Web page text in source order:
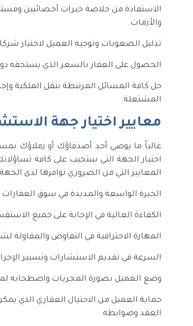
الاستفادة من خلاصة خبرات أخصائيين
والأزمات.
تذليل الصعوبات وتوجيه العميل لاختيار
الحصول على العقار بالسعر الذي يستحقه
حل كافة المسائل المرتبطة بنقل الملكية
المشتعلة.
معايير اختيار جهة
غالباً ما يوصي أحد أصدقاؤك أو زملاؤك
اختيار الجهة التي ستجيب على كافة
المعايير التي من الضروري توافرها لدى
الخبرة الواسعة والمديدة في سوق العقارات
الكفاءة العالية في الإجابة على جميع
المهارة الاحترافية في التفاوض
السرعة في تقديم الاستشارات وتسيير
وضع العميل بصورة المجريات واصطحابه
حماية العميل من الاحتيال العقاري الذي
العقد وضوابطه.